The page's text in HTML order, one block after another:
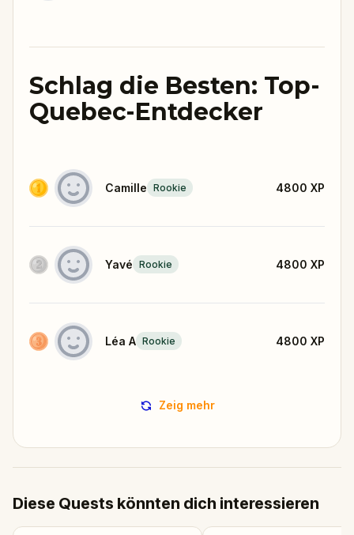
Schlag die Besten: Top-
Quebec-Entdecker
Camille Rookie 4800 XP
Yavé Rookie 4800 XP
Léa A Rookie 4800 XP
Zeig mehr
Diese Quests könnten dich interessieren